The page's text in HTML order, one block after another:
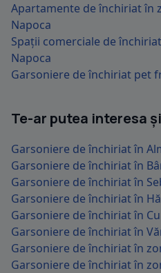
Apartamente de închiriat în
Napoca
Spații comerciale de
Napoca
Garsoniere de închiriat pet
Te-ar putea interesa
Garsoniere de închiriat în
Garsoniere de închiriat în
Garsoniere de închiriat în
Garsoniere de închiriat în
Garsoniere de închiriat în
Garsoniere de închiriat în
Garsoniere de închiriat în
Garsoniere de închiriat în